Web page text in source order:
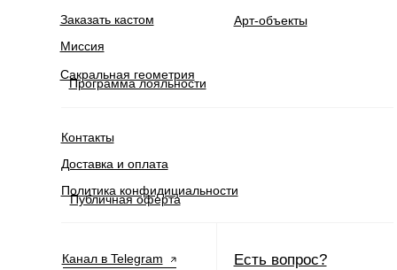
Сакральная геометрия
Программа лояльности
Политика конфидициальности
Публичная оферта
Доставка и оплата
Миссия
Арт-объекты
Заказать кастом
Контакты
Есть вопрос?
Канал в Telegram